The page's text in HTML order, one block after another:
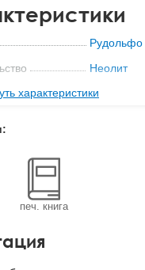
Рудольфо
Неолит
характеристики
печ. книга